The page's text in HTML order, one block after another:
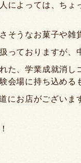
によっては、ち
そうなお菓子や雑
っておりますが、
た、学業成就消
会場に持ち込める
にお店がござい